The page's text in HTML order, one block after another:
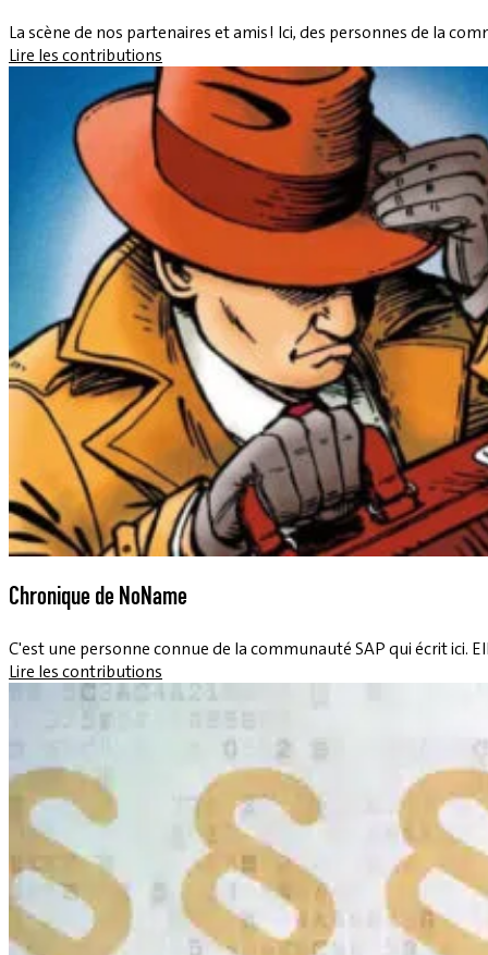
La scène de nos partenaires et amis ! Ici, des personnes de la
Lire les contributions
Chronique de NoName
C'est une personne connue de la communauté SAP qui écrit ici.
Lire les contributions